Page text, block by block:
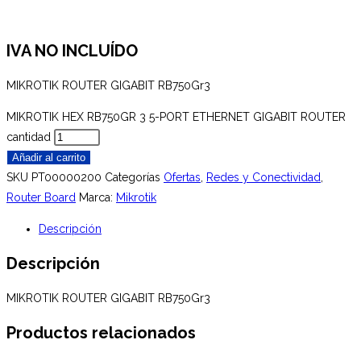
IVA NO INCLUÍDO
MIKROTIK ROUTER GIGABIT RB750Gr3
MIKROTIK HEX RB750GR 3 5-PORT ETHERNET GIGABIT ROUTER
cantidad
Añadir al carrito
SKU PT00000200 Categorías Ofertas Redes y Conectividad
Router Board Marca: Mikrotik
Descripción
Descripción
MIKROTIK ROUTER GIGABIT RB750Gr3
Productos relacionados